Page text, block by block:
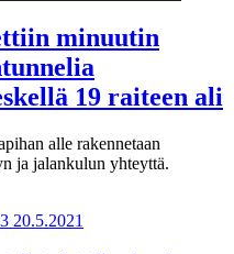
minuutin
19 raiteen ali
alle rakennetaan
ja jalankulun yhteyttä.
20.5.2021